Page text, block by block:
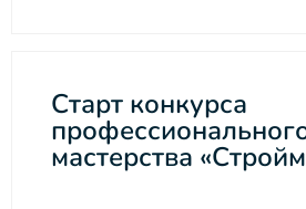
Старт конкурса
мастерства